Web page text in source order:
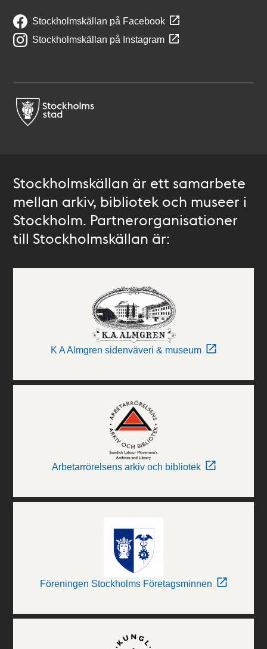
Stockholmskällan på Facebook
Stockholmskällan på Instagram
Stockholmskällan är ett samarbete
mellan arkiv, bibliotek och museer i
Stockholm. Partnerorganisationer
till Stockholmskällan är:
K A Almgren sidenväveri & museum
Arbetarrörelsens arkiv och bibliotek
Föreningen Stockholms Företagsminnen